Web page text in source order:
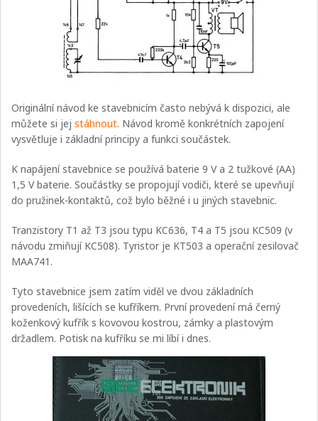
Originální návod ke stavebnicím často nebývá k dispozici, ale
můžete si jejstáhnout. Návod kromě konkrétních zapojení
vysvětluje i základní principy a funkci součástek.
K napájení stavebnice se používá baterie 9 V a 2 tužkové (AA)
1,5 V baterie. Součástky se propojují vodiči, které se upevňují
do pružinek-kontaktů, což bylo běžné i u jiných stavebnic.
Tranzistory T1 až T3 jsou typu KC636, T4 a T5 jsou KC509 (v
návodu zmiňují KC508). Tyristor je KT503 a operační zesilovač
MAA741.
Tyto stavebnice jsem zatím viděl ve dvou základních
provedeních, lišících se kufříkem. První provedení má černý
koženkový kufřík s kovovou kostrou, zámky a plastovým
držadlem. Potisk na kufříku se mi líbí i dnes.